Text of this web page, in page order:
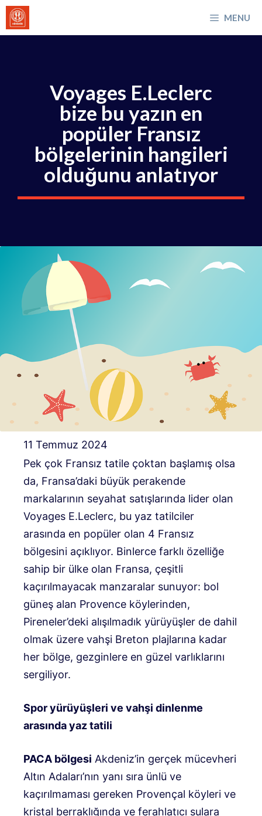
İçeriğe
atla
MENU
Voyages E.Leclerc
bize bu yazın en
popüler Fransız
bölgelerinin hangileri
olduğunu anlatıyor
11 Temmuz 2024
Pek çok Fransız tatile çoktan başlamış olsa
da, Fransa’daki büyük perakende
markalarının seyahat satışlarında lider olan
Voyages E.Leclerc, bu yaz tatilciler
arasında en popüler olan 4 Fransız
bölgesini açıklıyor. Binlerce farklı özelliğe
sahip bir ülke olan Fransa, çeşitli
kaçırılmayacak manzaralar sunuyor: bol
güneş alan Provence köylerinden,
Pireneler’deki alışılmadık yürüyüşler de dahil
olmak üzere vahşi Breton plajlarına kadar
her bölge, gezginlere en güzel varlıklarını
sergiliyor.
Spor yürüyüşleri ve vahşi dinlenme
arasında yaz tatili
PACA bölgesi Akdeniz’in gerçek mücevheri
Altın Adaları’nın yanı sıra ünlü ve
kaçırılmaması gereken Provençal köyleri ve
kristal berraklığında ve ferahlatıcı sulara